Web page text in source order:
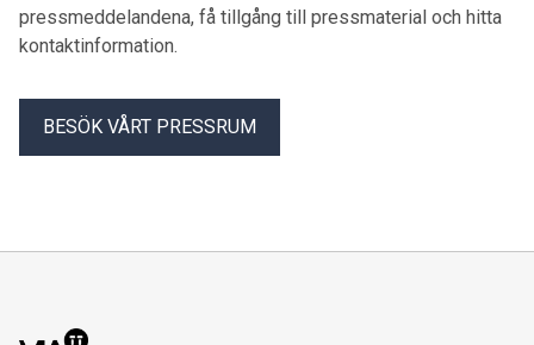
pressmeddelandena, få tillgång till pressmaterial och hitta
kontaktinformation.
BESÖK VÅRT PRESSRUM